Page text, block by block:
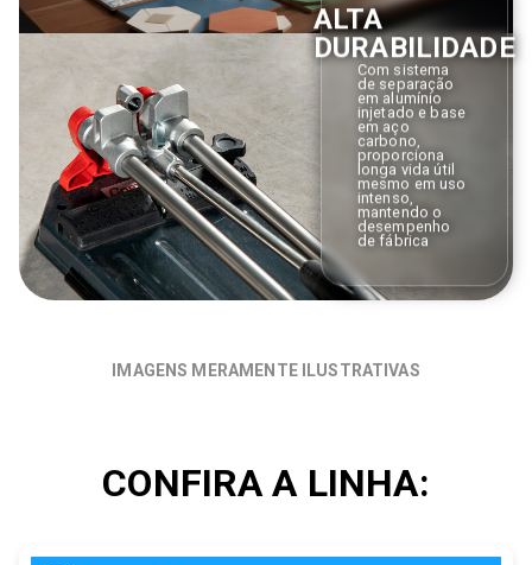
ALTA
DURABILIDADE
Com sistema
de separação
em alumínio
injetado e base
em aço
carbono,
proporciona
longa vida útil
mesmo em uso
intenso,
mantendo o
desempenho
de fábrica
IMAGENS MERAMENTE ILUSTRATIVAS
CONFIRA A LINHA: